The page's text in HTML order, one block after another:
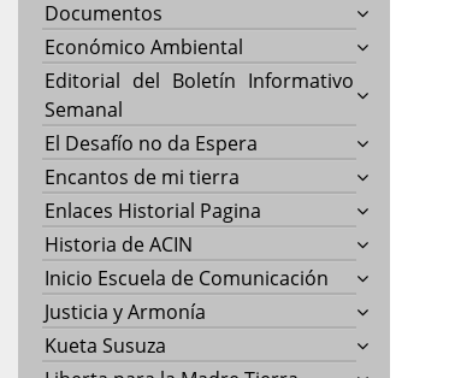
Documentos
Económico Ambiental
Editorial del Boletín Informativo
Semanal
El Desafío no da Espera
Encantos de mi tierra
Enlaces Historial Pagina
Historia de ACIN
Inicio Escuela de Comunicación
Justicia y Armonía
Kueta Susuza